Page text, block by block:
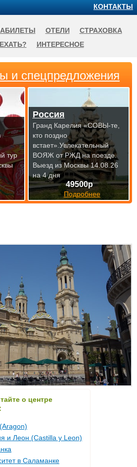
о центре
и Леон (Castilla y Leon)
в Саламанке
и спецпредложения
тур
49500р
Подробнее
Россия
Гранд Карелия «СОВЫ-те,
кто поздно
встает».Увлекательный
ВОЯЖ от РЖД напоезде.
Выезд из Москвы 14.08.26
на 4 дня
КОНТАКТЫ
ОТЕЛИ
СТРАХОВКА
ИНТЕРЕСНОЕ